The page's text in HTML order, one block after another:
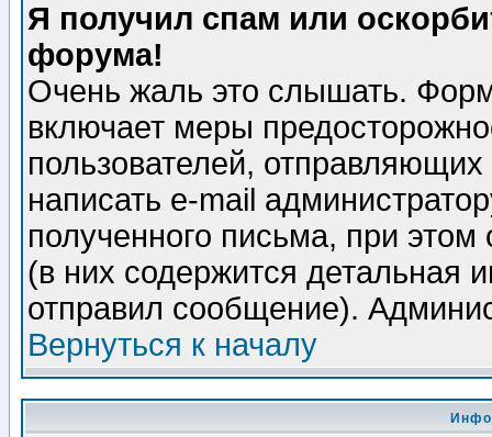
Я получил спам или
форума!
Очень жаль это слышать.
включает меры
пользователей,
написать e-mail
полученного письма, при этом
(в них содержится детальная
отправил сообщение).
Вернуться к началу